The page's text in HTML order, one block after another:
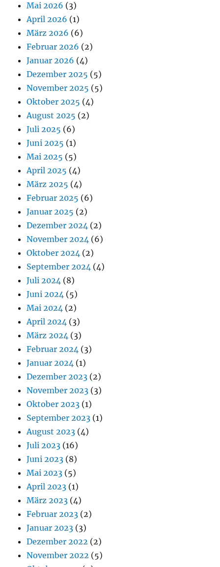
Mai 2026 (3)
April 2026 (1)
März 2026 (6)
Februar 2026 (2)
Januar 2026 (4)
Dezember 2025 (5)
November 2025 (5)
Oktober 2025 (4)
August 2025 (2)
Juli 2025 (6)
Juni 2025 (1)
Mai 2025 (5)
April 2025 (4)
März 2025 (4)
Februar 2025 (6)
Januar 2025 (2)
Dezember 2024 (2)
November 2024 (6)
Oktober 2024 (2)
September 2024 (4)
Juli 2024 (8)
Juni 2024 (5)
Mai 2024 (2)
April 2024 (3)
März 2024 (3)
Februar 2024 (3)
Januar 2024 (1)
Dezember 2023 (2)
November 2023 (3)
Oktober 2023 (1)
September 2023 (1)
August 2023 (4)
Juli 2023 (16)
Juni 2023 (8)
Mai 2023 (5)
April 2023 (1)
März 2023 (4)
Februar 2023 (2)
Januar 2023 (3)
Dezember 2022 (2)
November 2022 (5)